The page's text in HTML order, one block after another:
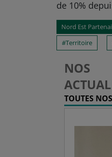
de 10%
Nord Est
Territoire
NOS
TOUTES